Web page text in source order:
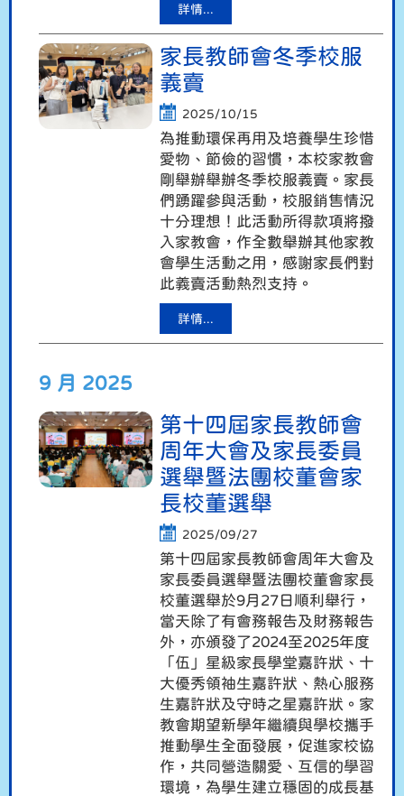
詳情...
家長教師會冬季校服
義賣
2025/10/15
為推動環保再用及培養學生珍惜
愛物、節儉的習慣，本校家教會
剛舉辦舉辦冬季校服義賣。家長
們踴躍參與活動，校服銷售情況
十分理想！此活動所得款項將撥
入家教會，作全數舉辦其他家教
會學生活動之用，感謝家長們對
此義賣活動熱烈支持。
詳情...
9 月 2025
第十四屆家長教師會
周年大會及家長委員
選舉暨法團校董會家
長校董選舉
2025/09/27
第十四屆家長教師會周年大會及
家長委員選舉暨法團校董會家長
校董選舉於9月27日順利舉行，
當天除了有會務報告及財務報告
外，亦頒發了2024至2025年度
「伍」星級家長學堂嘉許狀、十
大優秀領袖生嘉許狀、熱心服務
生嘉許狀及守時之星嘉許狀。家
教會期望新學年繼續與學校攜手
推動學生全面發展，促進家校協
作，共同營造關愛、互信的學習
環境，為學生建立穩固的成長基